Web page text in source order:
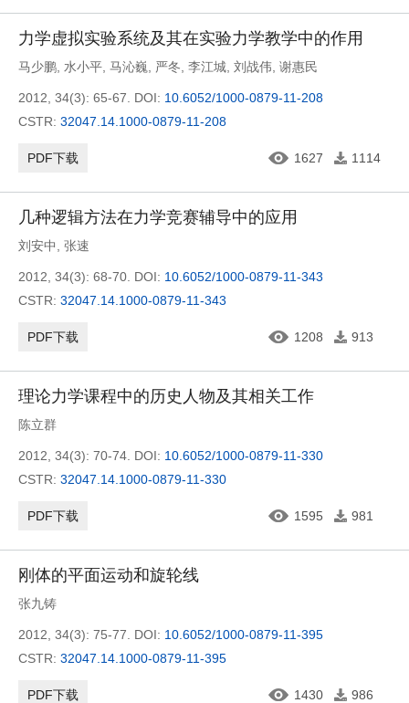
力学虚拟实验系统及其在实验力学教学中的作用
马少鹏 水小平 马沁巍 严冬 李江城 刘战伟 谢惠民
2012, 34(3): 65-67. DOI: 10.6052/1000-0879-11-208
CSTR: 32047.14.1000-0879-11-208
PDF下载 1627 1114
几种逻辑方法在力学竞赛辅导中的应用
刘安中 张速
2012, 34(3): 68-70. DOI: 10.6052/1000-0879-11-343
CSTR: 32047.14.1000-0879-11-343
PDF下载 1208 913
理论力学课程中的历史人物及其相关工作
陈立群
2012, 34(3): 70-74. DOI: 10.6052/1000-0879-11-330
CSTR: 32047.14.1000-0879-11-330
PDF下载 1595 981
刚体的平面运动和旋轮线
张九铸
2012, 34(3): 75-77. DOI: 10.6052/1000-0879-11-395
CSTR: 32047.14.1000-0879-11-395
PDF下载 1430 986